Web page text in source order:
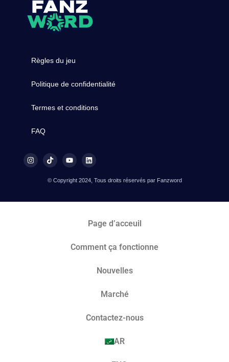
Règles du jeu
Politique de confidentialité
Termes et conditions
FAQ
© Copyright 2024, Tous droits réservés par Fanzword
Page d’acceuil
Comment ça fonctionne
Nouvelles
Marché​
Contactez-nous
AR